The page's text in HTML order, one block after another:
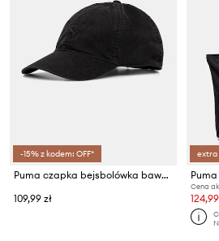
-15% z kodem: OFF*
Puma czapka bejsbolówka bawełniana Premium cap
109,99 zł
extra
Cena